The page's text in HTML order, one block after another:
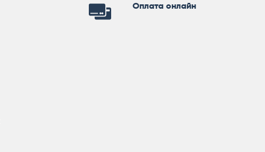
Оплата онлайн